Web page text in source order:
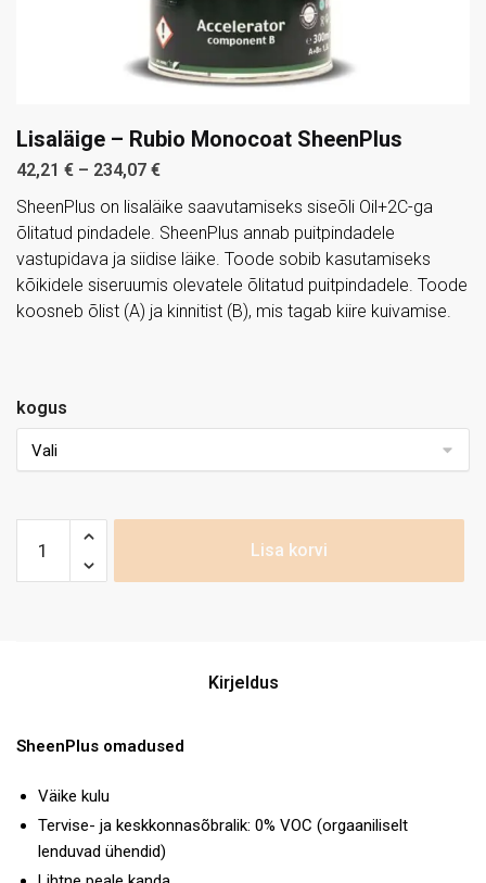
Lisaläige – Rubio Monocoat SheenPlus
42,21 € – 234,07 €
SheenPlus on lisaläike saavutamiseks siseõli Oil+2C-ga
õlitatud pindadele. SheenPlus annab puitpindadele
vastupidava ja siidise läike. Toode sobib kasutamiseks
kõikidele siseruumis olevatele õlitatud puitpindadele. Toode
koosneb õlist (A) ja kinnitist (B), mis tagab kiire kuivamise.
kogus
Lisa korvi
Kirjeldus
SheenPlus omadused
Väike kulu
Tervise- ja keskkonnasõbralik: 0% VOC (orgaaniliselt
lenduvad ühendid)